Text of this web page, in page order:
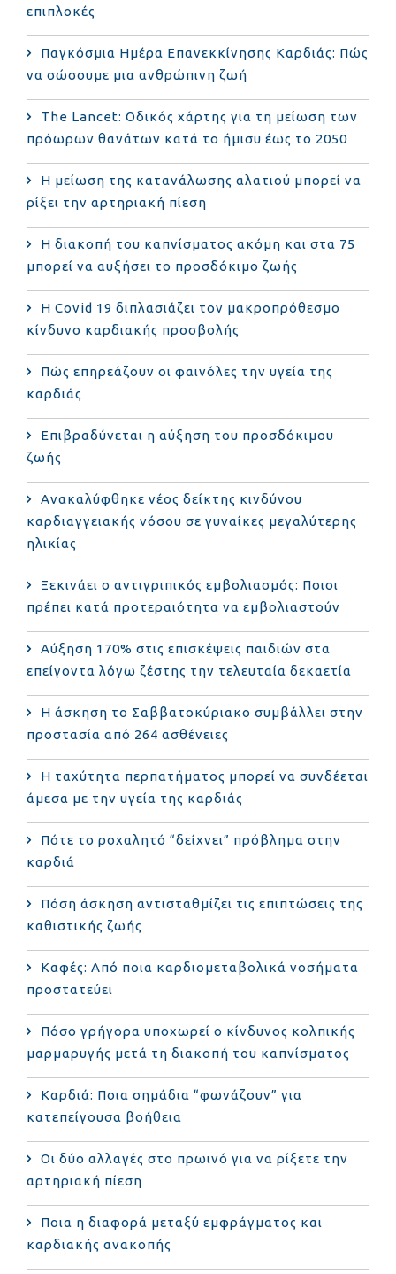
επιπλοκές
Παγκόσμια Ημέρα Επανεκκίνησης Καρδιάς: Πώς
να σώσουμε μια ανθρώπινη ζωή
The Lancet: Οδικός χάρτης για τη μείωση των
πρόωρων θανάτων κατά το ήμισυ έως το 2050
Η μείωση της κατανάλωσης αλατιού μπορεί να
ρίξει την αρτηριακή πίεση
Η διακοπή του καπνίσματος ακόμη και στα 75
μπορεί να αυξήσει το προσδόκιμο ζωής
Η Covid 19 διπλασιάζει τον μακροπρόθεσμο
κίνδυνο καρδιακής προσβολής
Πώς επηρεάζουν οι φαινόλες την υγεία της
καρδιάς
Επιβραδύνεται η αύξηση του προσδόκιμου
ζωής
Ανακαλύφθηκε νέος δείκτης κινδύνου
καρδιαγγειακής νόσου σε γυναίκες μεγαλύτερης
ηλικίας
Ξεκινάει ο αντιγριπικός εμβολιασμός: Ποιοι
πρέπει κατά προτεραιότητα να εμβολιαστούν
Αύξηση 170% στις επισκέψεις παιδιών στα
επείγοντα λόγω ζέστης την τελευταία δεκαετία
Η άσκηση το Σαββατοκύριακο συμβάλλει στην
προστασία από 264 ασθένειες
Η ταχύτητα περπατήματος μπορεί να συνδέεται
άμεσα με την υγεία της καρδιάς
Πότε το ροχαλητό “δείχνει” πρόβλημα στην
καρδιά
Πόση άσκηση αντισταθμίζει τις επιπτώσεις της
καθιστικής ζωής
Καφές: Από ποια καρδιομεταβολικά νοσήματα
προστατεύει
Πόσο γρήγορα υποχωρεί ο κίνδυνος κολπικής
μαρμαρυγής μετά τη διακοπή του καπνίσματος
Καρδιά: Ποια σημάδια “φωνάζουν” για
κατεπείγουσα βοήθεια
Οι δύο αλλαγές στο πρωινό για να ρίξετε την
αρτηριακή πίεση
Ποια η διαφορά μεταξύ εμφράγματος και
καρδιακής ανακοπής